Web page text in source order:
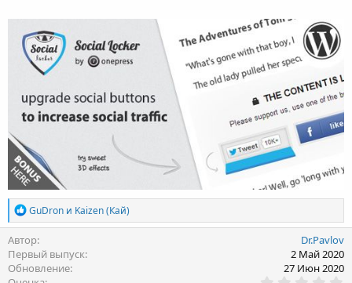
и
я
Р
е
к
ц
и
GuDron и Kaizen (Кай)
Автор
Dr.Pavlov
Первый выпуск
2 Май 2020
Обновление
27 Июн 2020